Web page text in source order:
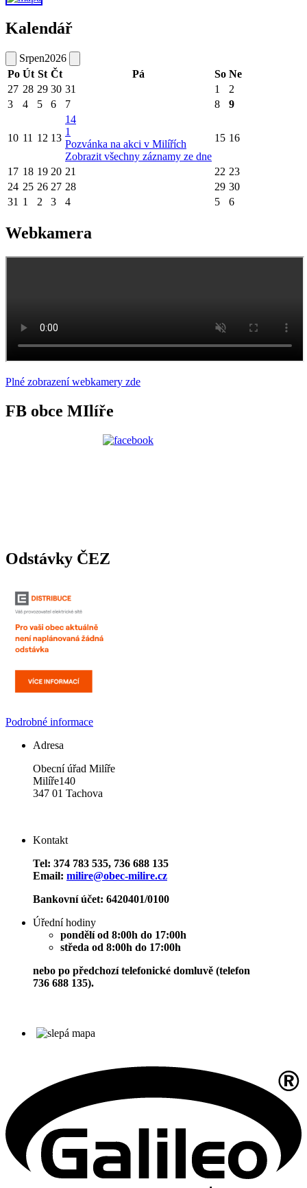
Kalendář
Srpen2026
Po Út St Čt Pá So Ne
27 28 29 30 31 1
2
3
4 5 6 7 8 9
10 11 12 13
14
1
Pozvánka na akci v Milířích
Zobrazit všechny záznamy ze dne
15 16
17 18 19 20 21 22 23
24 25 26 27 28 29 30
31 1 2 3 4 5 6
Webkamera
Plné zobrazení webkamery zde
FB obce MIlíře
Odstávky ČEZ
Podrobné informace
Adresa
Obecní úřad Milíře
Milíře140
347 01 Tachova
Kontakt
Tel: 374 783 535, 736 688 135
Email: milire@obec-milire.cz
Bankovní účet: 6420401/0100
Úřední hodiny
pondělí od 8:00h do 17:00h
středa od 8:00h do 17:00h
nebo po předchozí telefonické domluvě (telefon
736 688 135).